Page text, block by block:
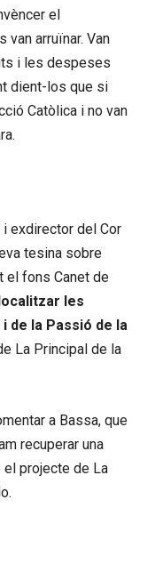
el
van arruïnar. Van
i les despeses
dient-los que si
Catòlica i no van
exdirector del Cor
tesina sobre
el fons Canet de
les
de la Passió de la
La Principal de la
a Bassa, que
recuperar una
projecte de La